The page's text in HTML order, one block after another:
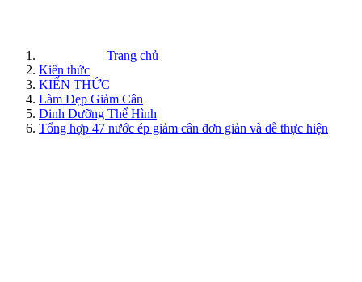
Trang chủ
Kiến thức
KIẾN THỨC
Làm Đẹp Giảm Cân
Dinh Dưỡng Thể Hình
Tổng hợp 47 nước ép giảm cân đơn giản và dễ thực hiện